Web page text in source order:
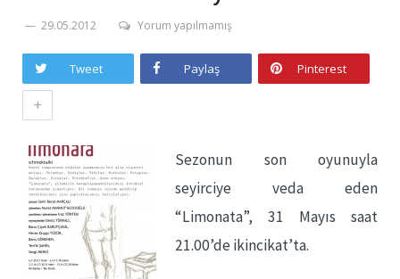
29.05.2012 Yorum yapılmamış
Tweet Paylaş Pinterest
+
Sezonun son oyunuyla
seyirciye veda eden
“Limonata”, 31 Mayıs saat
21.00’de ikincikat’ta.